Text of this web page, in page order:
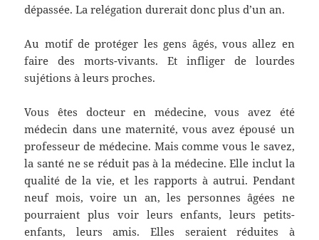
dépassée. La relégation durerait donc plus d’un an.
Au motif de protéger les gens âgés, vous allez en
faire des morts-vivants. Et infliger de lourdes
sujétions à leurs proches.
Vous êtes docteur en médecine, vous avez été
médecin dans une maternité, vous avez épousé un
professeur de médecine. Mais comme vous le savez,
la santé ne se réduit pas à la médecine. Elle inclut la
qualité de la vie, et les rapports à autrui. Pendant
neuf mois, voire un an, les personnes âgées ne
pourraient plus voir leurs enfants, leurs petits-
enfants, leurs amis. Elles seraient réduites à